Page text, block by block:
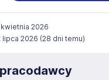
kwietnia 2026
lipca 2026 (28 dni temu)